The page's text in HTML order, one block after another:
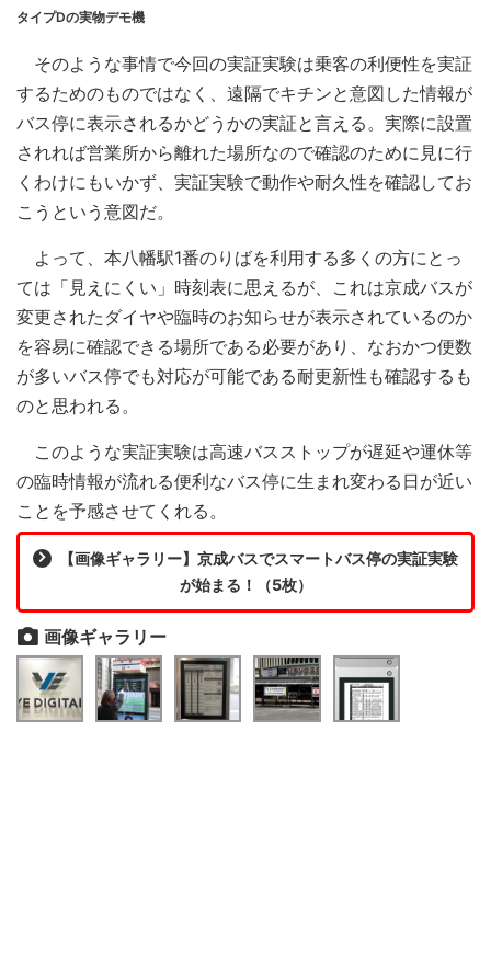
タイプDの実物デモ機
そのような事情で今回の実証実験は乗客の利便性を実証
するためのものではなく、遠隔でキチンと意図した情報が
バス停に表示されるかどうかの実証と言える。実際に設置
されれば営業所から離れた場所なので確認のために見に行
くわけにもいかず、実証実験で動作や耐久性を確認してお
こうという意図だ。
よって、本八幡駅1番のりばを利用する多くの方にとっ
ては「見えにくい」時刻表に思えるが、これは京成バスが
変更されたダイヤや臨時のお知らせが表示されているのか
を容易に確認できる場所である必要があり、なおかつ便数
が多いバス停でも対応が可能である耐更新性も確認するも
のと思われる。
このような実証実験は高速バスストップが遅延や運休等
の臨時情報が流れる便利なバス停に生まれ変わる日が近い
ことを予感させてくれる。
【画像ギャラリー】京成バスでスマートバス停の実証実験
が始まる！（5枚）
画像ギャラリー